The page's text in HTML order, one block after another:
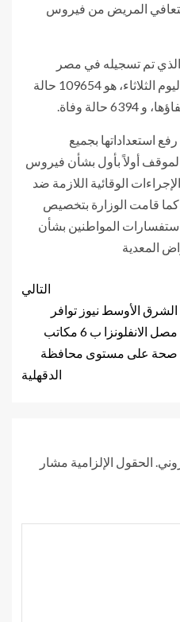
لتعافي المريض من فيروس
الذي تم تسجيله في مصر
بفيروس كورونا المستجد حتى اليوم الثلاثاء، هو 109654 حالة
استعداداتها بجميع
أولاً بأول بشأن فيروس
الوقائية اللازمة ضد
قامت الوزارة بتخصيص
المواطنين بشأن
المعدية
التالي
الشرق الأوسط نيوز توافر
مصل الانفلونزا ب 6 مكاتب
صحة على مستوى محافظة
الدقهلية
الحقول الإلزامية مشار